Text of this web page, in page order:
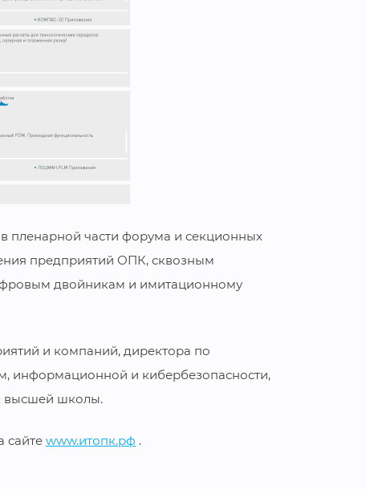
пленарной части форума и секционных
предприятий ОПК, сквозным
двойникам и имитационному
и компаний, директора по
информационной и кибербезопасности,
высшей школы.
сайте www.итопк.рф .